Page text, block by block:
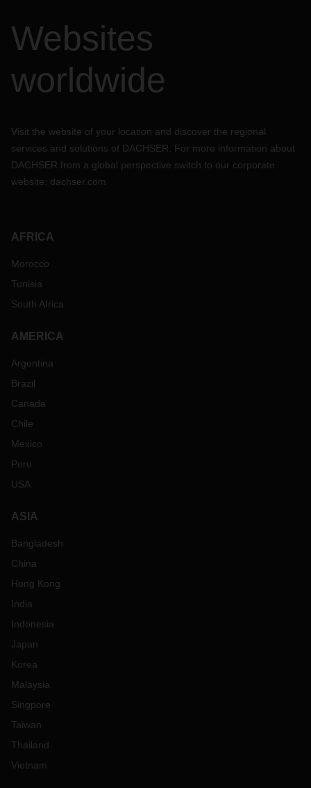
Websites
worldwide
Visit the website of your location and discover the regional
services and solutions of DACHSER. For more information about
DACHSER from a global perspective switch to our corporate
website: dachser.com
AFRICA
Morocco
Tunisia
South Africa
AMERICA
Argentina
Brazil
Canada
Chile
Mexico
Peru
USA
ASIA
Bangladesh
China
Hong Kong
India
Indonesia
Japan
Korea
Malaysia
Singpore
Taiwan
Thailand
Vietnam